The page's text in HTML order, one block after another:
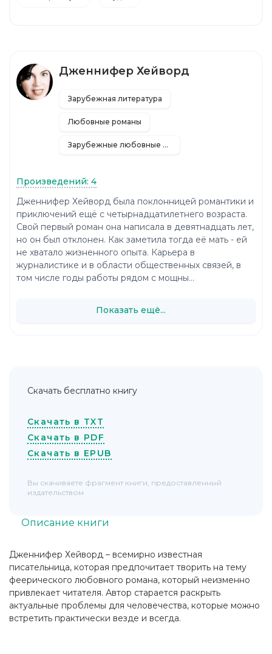
Дженнифер Хейворд – всемирно известная
писательница, которая предпочитает творить на тему
феерического любовного романа, который неизменно
привлекает читателя. Автор старается раскрыть
актуальные проблемы для человечества, которые можно
встретить практически везде и всегда.
Описание книги
Дженнифер Хейворд
Зарубежная литература
Любовные романы
Зарубежные любовные романы
Произведений: 4
Дженнифер Хейворд была поклонницей романтики и
приключений ещё с четырнадцатилетнего возраста.
Свой первый роман она написала в девятнадцать лет,
но он был отклонен. Как заметила тогда её мать - ей
не хватало жизненного опыта. Карьера в
журналистике и в области общественных связей, в
том числе годы работы рядом с мощны...
Показать ещё...
Скачать бесплатно книгу
Скачать в TXT
Скачать в PDF
Скачать в EPUB
Вы скачиваете фрагмент книги, предоставленный
издательством